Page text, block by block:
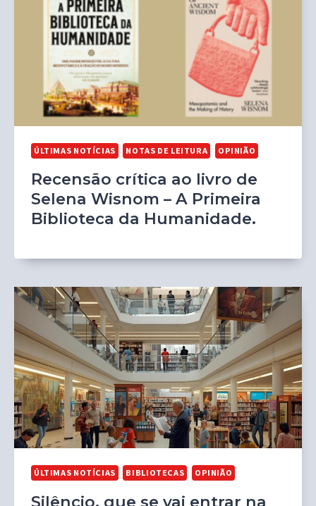
ÚLTIMAS NOTÍCIAS NOTAS DE LEITURA OPINIÃO
Recensão crítica ao livro de
Selena Wisnom – A Primeira
Biblioteca da Humanidade.
ÚLTIMAS NOTÍCIAS BIBLIOTECAS OPINIÃO
Silêncio, que se vai entrar na